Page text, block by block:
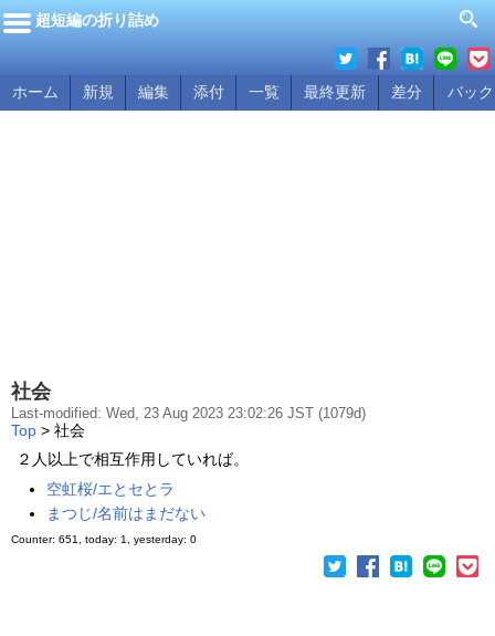
超短編の折り詰め
ホーム 新規 編集 添付 一覧 最終更新 差分 バッ
社会
Last-modified: Wed, 23 Aug 2023 23:02:26 JST (1079d)
Top > 社会
２人以上で相互作用していれば。
空虹桜/エとセとラ
まつじ/名前はまだない
Counter: 651, today: 1, yesterday: 0